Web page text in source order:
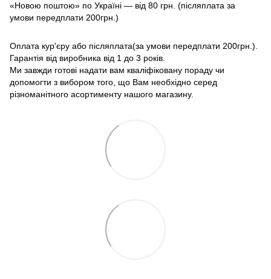
«Новою поштою» по Україні — від 80 грн. (післяплата за
умови передплати 200грн.)
Оплата кур'єру або післяплата(за умови передплати 200грн.).
Гарантія від виробника від 1 до 3 років.
Ми завжди готові надати вам кваліфіковану пораду чи
допомогти з вибором того, що Вам необхідно серед
різноманітного асортименту нашого магазину.